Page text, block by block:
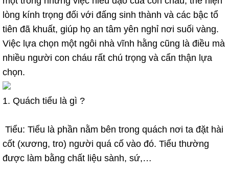
lòng kính trọng đối với đấng sinh thành và các bậc tổ
tiên đã khuất, giúp họ an tâm yên nghỉ nơi suối vàng.
Việc lựa chọn một ngôi nhà vĩnh hằng cũng là điều mà
nhiều người con cháu rất chú trọng và cẩn thận lựa
chọn.
1. Quách tiểu là gì ?
Tiểu: Tiểu là phần nằm bên trong quách nơi ta đặt hài
cốt (xương, tro) người quá cố vào đó. Tiểu thường
được làm bằng chất liệu sành, sứ,…